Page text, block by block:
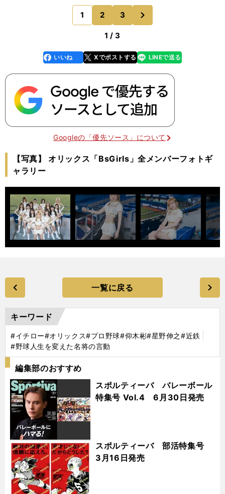
ったわけではありません。延長11回までひとりで投
げて、サヨナラ
1 2 3
1 / 3
faceboo
k
いいね Xでポストする
line LINEで送る
Googleの「優先ソース」について
【写真】 オリックス「BsGirls」全メンバーフォトギ
ャラリー
一覧に戻る
キーワード
#イチロー#オリックス#プロ野球#仰木彬#星野伸之#近鉄
#野球人生を変えた名将の言動
編集部のおすすめ
スポルティーバ バレーボール
特集号 Vol.4 6月30日発売
スポルティーバ 部活特集号
3月16日発売